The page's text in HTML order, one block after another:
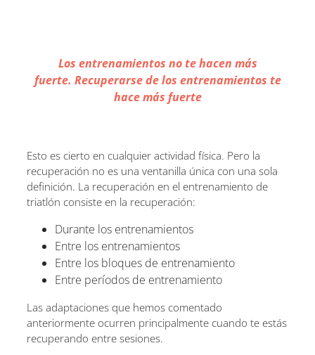
Los entrenamientos no te hacen más
fuerte. Recuperarse de los entrenamientos te
hace más fuerte
Esto es cierto en cualquier actividad física. Pero la
recuperación no es una ventanilla única con una sola
definición. La recuperación en el entrenamiento de
triatlón consiste en la recuperación:
Durante los entrenamientos
Entre los entrenamientos
Entre los bloques de entrenamiento
Entre períodos de entrenamiento
Las adaptaciones que hemos comentado
anteriormente ocurren principalmente cuando te estás
recuperando entre sesiones.